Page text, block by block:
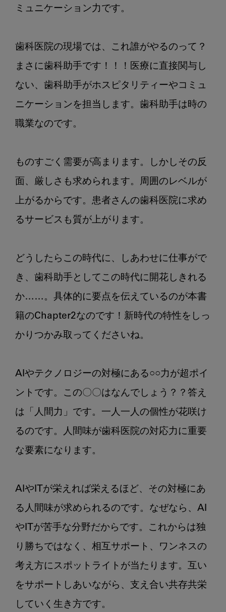
ミュニケーション力です。
歯科医院の現場では、これ誰がやるのって？
まさに歯科助手です！！！医療に直接関与し
ない、歯科助手がホスピタリティーやコミュ
ニケーションを担当します。歯科助手は時の
職業なのです。
ものすごく需要が高まります。しかしその反
面、厳しさも求められます。周囲のレベルが
上がるからです。患者さんの歯科医院に求め
るサービスも質が上がります。
どうしたらこの時代に、しあわせに仕事がで
き、歯科助手としてこの時代に開花しきれる
か……。具体的に要点を伝えているのが本書
籍のChapter2なのです！新時代の特性をしっ
かりつかみ取ってくださいね。
AIやテクノロジーの対極にある○○力が超ポイ
ントです。この〇〇はなんでしょう？？答え
は「人間力」です。一人一人の個性が花咲け
るのです。人間味が歯科医院の対応力に重要
な要素になります。
AIやITが栄えれば栄えるほど、その対極にあ
る人間味が求められるのです。なぜなら、AI
やITが苦手な分野だからです。これからは独
り勝ちではなく、相互サポート、ワンネスの
考え方にスポットライトが当たります。互い
をサポートしあいながら、支え合い共存共栄
していく生き方です。